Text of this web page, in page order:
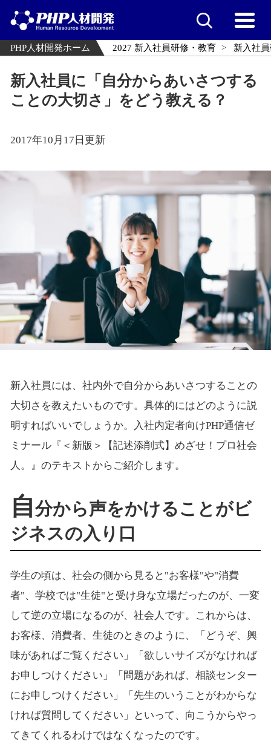
PHP人材開発ホーム 2027 新入社員研修・教育 新入社
新入社員に「自分からあいさつする
ことの大切さ」をどう教える？
2017年10月17日更新
新入社員には、社内外で自分からあいさつすることの
大切さを教えたいものです。具体的にはどのように説
明すればいいでしょうか。入社内定者向けPHP通信ゼ
ミナール『＜新版＞【記述添削式】めざせ！プロ社会
人。』のテキストからご紹介します。
自分から声をかけることがビ
ジネスの入り口
学生の頃は、社会の側から見ると"お客様"や"消費
者"、学校では"生徒"と受け身な立場だったのが、一変
して逆の立場になるのが、社会人です。これからは、
お客様、消費者、生徒のときのように、「どうぞ、興
味があればご覧ください」「欲しいサイズがなければ
お申しつけください」「問題があれば、相談センター
にお申しつけください」「先生のいうことがわからな
ければ質問してください」といって、向こうからやっ
てきてくれるわけではなくなったのです。